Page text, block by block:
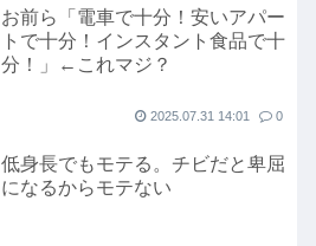
お前ら「電車で十分！安いアパー
トで十分！インスタント食品で十
分！」←これマジ？
2025.07.31 14:01 0
低身長でもモテる。チビだと卑屈
になるからモテない